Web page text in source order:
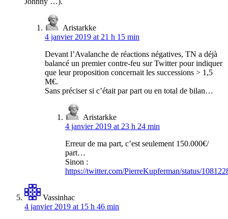
Aristarkke
4 janvier 2019 at 21 h 15 min
Devant l’Avalanche de réactions négatives, TN a déjà
balancé un premier contre-feu sur Twitter pour indiquer
que leur proposition concernait les successions > 1,5
M€.
Sans préciser si c’était par part ou en total de bilan…
Aristarkke
4 janvier 2019 at 23 h 24 min
Erreur de ma part, c’est seulement 150.000€/
part…
Sinon :
https://twitter.com/PierreKupferman/status/
Vassinhac
4 janvier 2019 at 15 h 46 min